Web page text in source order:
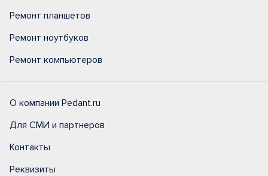
Ремонт планшетов
Ремонт ноутбуков
Ремонт компьютеров
О компании Pedant.ru
Для СМИ и партнеров
Контакты
Реквизиты